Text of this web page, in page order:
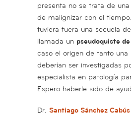
presenta no se trata de
de malignizar con el
tuviera fuera una secuela
llamada un pseudoquiste
caso el origen de tanto una
deberían ser investigadas
especialista en patología
Espero haberle sido de
Dr. Santiago Sánchez Cabús